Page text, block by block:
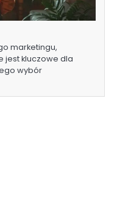
marketingu,
jest kluczowe dla
wybór